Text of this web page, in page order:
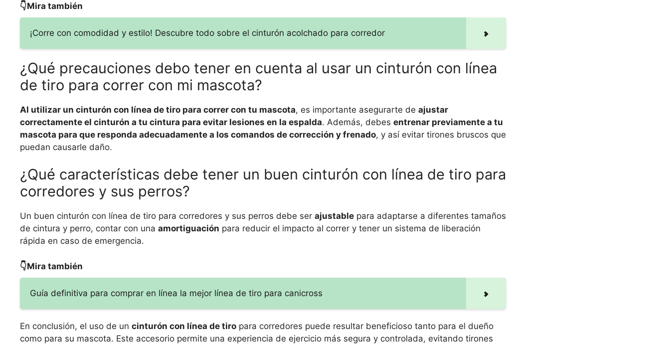
👇Mira también
¡Corre con comodidad y estilo! Descubre todo sobre el cinturón acolchado para corredor
¿Qué precauciones debo tener en cuenta al usar un cinturón con línea
de tiro para correr con mi mascota?
Al utilizar un cinturón con línea de tiro para correr con tu mascota, es importante asegurarte de ajustar
correctamente el cinturón a tu cintura para evitar lesiones en la espalda. Además, debes entrenar previamente a tu
mascota para que responda adecuadamente a los comandos de corrección y frenado, y así evitar tirones bruscos que
puedan causarle daño.
¿Qué características debe tener un buen cinturón con línea de tiro para
corredores y sus perros?
Un buen cinturón con línea de tiro para corredores y sus perros debe ser ajustable para adaptarse a diferentes tamaños
de cintura y perro, contar con una amortiguación para reducir el impacto al correr y tener un sistema de liberación
rápida en caso de emergencia.
👇Mira también
Guía definitiva para comprar en línea la mejor línea de tiro para canicross
En conclusión, el uso de un cinturón con línea de tiro para corredores puede resultar beneficioso tanto para el dueño
como para su mascota. Este accesorio permite una experiencia de ejercicio más segura y controlada, evitando tirones